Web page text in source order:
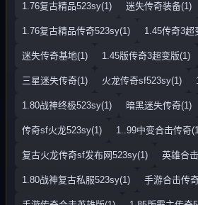
1.76复古精品523sy(1) 迷失传奇装备(1)
1.76复古精品传奇523sy(1) 1.45传奇3超
迷失传奇基地(1) 1.45版传奇3超变版(1)
三星迷失传奇(1) 火龙传奇sf523sy(1)
1.80战神终极523sy(1) 暗黑迷失传奇(1)
传奇sf火龙523sy(1) 1..99中变合击传奇
复古火龙传奇sf发布网523sy(1) 英雄合
1.80战神复古私服523sy(1) 手游合击传